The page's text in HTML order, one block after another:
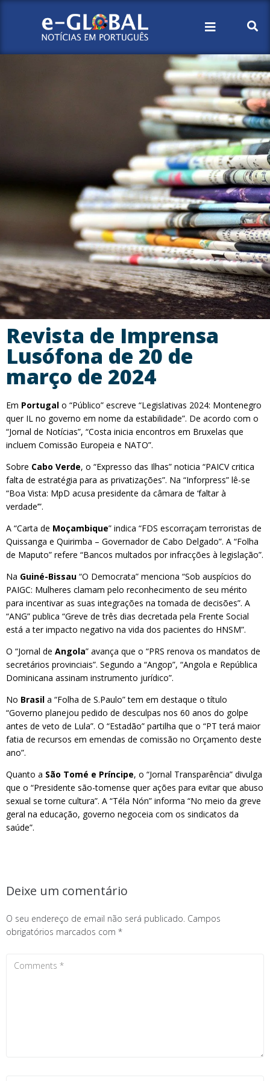
Revista de Imprensa
Lusófona de 20 de
março de 2024
Em Portugal o “Público” escreve “Legislativas 2024: Montenegro
quer IL no governo em nome da estabilidade”. De acordo com o
“Jornal de Notícias”, “Costa inicia encontros em Bruxelas que
incluem Comissão Europeia e NATO”.
Sobre Cabo Verde, o “Expresso das Ilhas” noticia “PAICV critica
falta de estratégia para as privatizações”. Na “Inforpress” lê-se
“Boa Vista: MpD acusa presidente da câmara de ‘faltar à
verdade’”.
A “Carta de Moçambique” indica “FDS escorraçam terroristas de
Quissanga e Quirimba – Governador de Cabo Delgado”. A “Folha
de Maputo” refere “Bancos multados por infracções à legislação”.
Na Guiné-Bissau “O Democrata” menciona “Sob auspícios do
PAIGC: Mulheres clamam pelo reconhecimento de seu mérito
para incentivar as suas integrações na tomada de decisões”. A
“ANG” publica “Greve de três dias decretada pela Frente Social
está a ter impacto negativo na vida dos pacientes do HNSM”.
O “Jornal de Angola” avança que o “PRS renova os mandatos de
secretários provinciais”. Segundo a “Angop”, “Angola e República
Dominicana assinam instrumento jurídico”.
No Brasil a “Folha de S.Paulo” tem em destaque o título
“Governo planejou pedido de desculpas nos 60 anos do golpe
antes de veto de Lula”. O “Estadão” partilha que o “PT terá maior
fatia de recursos em emendas de comissão no Orçamento deste
ano”.
Quanto a São Tomé e Príncipe, o “Jornal Transparência” divulga
que o “Presidente são-tomense quer ações para evitar que abuso
sexual se torne cultura”. A “Téla Nón” informa “No meio da greve
geral na educação, governo negoceia com os sindicatos da
saúde”.
Deixe um comentário
O seu endereço de email não será publicado. Campos
obrigatórios marcados com *